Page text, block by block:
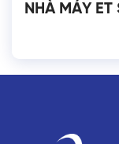
NHÀ MÁY ET